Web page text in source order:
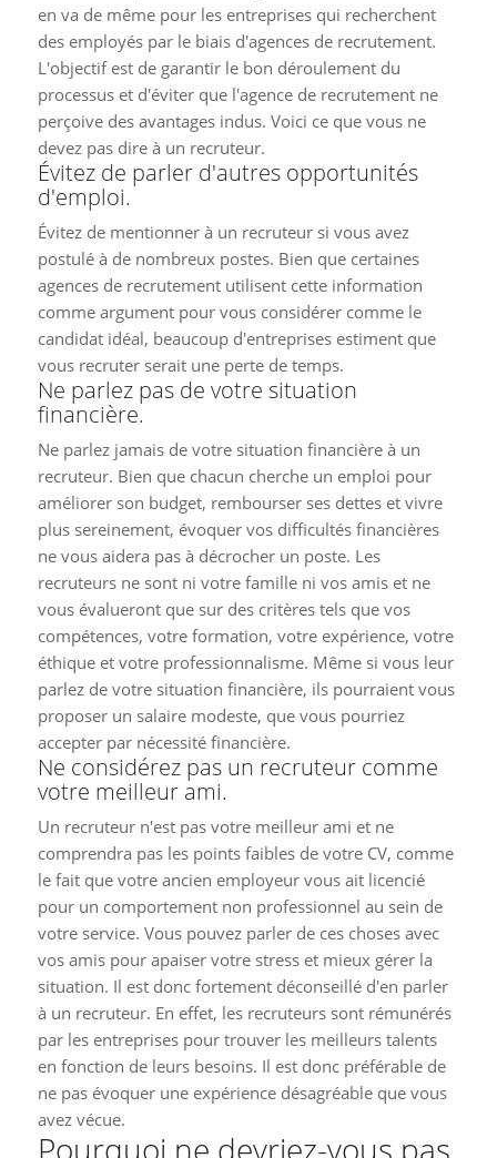
en va de même pour les entreprises qui recherchent
des employés par le biais d'agences de recrutement.
L'objectif est de garantir le bon déroulement du
processus et d'éviter que l'agence de recrutement ne
perçoive des avantages indus. Voici ce que vous ne
devez pas dire à un recruteur.
Évitez de parler d'autres opportunités
d'emploi.
Évitez de mentionner à un recruteur si vous avez
postulé à de nombreux postes. Bien que certaines
agences de recrutement utilisent cette information
comme argument pour vous considérer comme le
candidat idéal, beaucoup d'entreprises estiment que
vous recruter serait une perte de temps.
Ne parlez pas de votre situation
financière.
Ne parlez jamais de votre situation financière à un
recruteur. Bien que chacun cherche un emploi pour
améliorer son budget, rembourser ses dettes et vivre
plus sereinement, évoquer vos difficultés financières
ne vous aidera pas à décrocher un poste. Les
recruteurs ne sont ni votre famille ni vos amis et ne
vous évalueront que sur des critères tels que vos
compétences, votre formation, votre expérience, votre
éthique et votre professionnalisme. Même si vous leur
parlez de votre situation financière, ils pourraient vous
proposer un salaire modeste, que vous pourriez
accepter par nécessité financière.
Ne considérez pas un recruteur comme
votre meilleur ami.
Un recruteur n'est pas votre meilleur ami et ne
comprendra pas les points faibles de votre CV, comme
le fait que votre ancien employeur vous ait licencié
pour un comportement non professionnel au sein de
votre service. Vous pouvez parler de ces choses avec
vos amis pour apaiser votre stress et mieux gérer la
situation. Il est donc fortement déconseillé d'en parler
à un recruteur. En effet, les recruteurs sont rémunérés
par les entreprises pour trouver les meilleurs talents
en fonction de leurs besoins. Il est donc préférable de
ne pas évoquer une expérience désagréable que vous
avez vécue.
Pourquoi ne devriez-vous pas